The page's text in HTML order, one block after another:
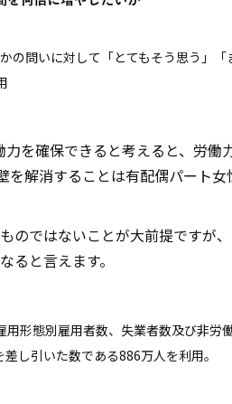
問いに対して「とてもそう思う」
を確保できると考えると、労
を解消することは有配偶パート
ではないことが大前提ですが
と言えます。
態別雇用者数、失業者数及び非労
し引いた数である886万人を利用。